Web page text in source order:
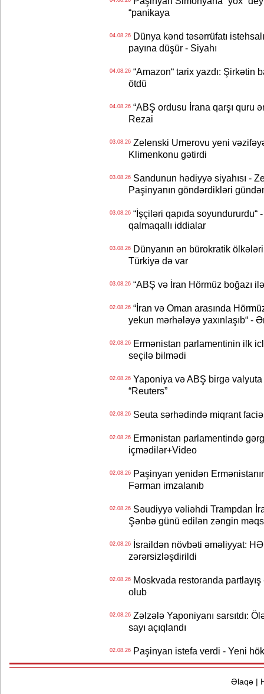
“panikaya
04.08.26Dünya kənd təsərrüfatı
payına düşür - Siyahı
04.08.26“Amazon“ tarix yazdı: Şirkətin
ötdü
04.08.26“ABŞ ordusu İrana qarşı quru
Rezai
03.08.26Zelenski Umerovu yeni
Klimenkonu gətirdi
03.08.26Sandunun hədiyyə siyahısı -
Paşinyanın göndərdikləri
03.08.26“İşçiləri qapıda soyundururdu“
qalmaqallı iddialar
03.08.26Dünyanın ən bürokratik ölkələri
Türkiyə də var
03.08.26“ABŞ və İran Hörmüz boğazı ilə
02.08.26“İran və Oman arasında
yekun mərhələyə yaxınlaşıb“ -
02.08.26Ermənistan parlamentinin ilk
seçilə bilmədi
02.08.26Yaponiya və ABŞ birgə valyuta
“Reuters”
02.08.26Seuta sərhədində miqrant
02.08.26Ermənistan parlamentində
içmədilər+Video
02.08.26Paşinyan yenidən
Fərman imzalanıb
02.08.26Səudiyyə vəliəhdi Trampdan
Şənbə günü edilən zəngin
02.08.26İsraildən növbəti əməliyyat:
zərərsizləşdirildi
02.08.26Moskvada restoranda
olub
02.08.26Zəlzələ Yaponiyanı sarsıtdı:
sayı açıqlandı
02.08.26Paşinyan istefa verdi - Yeni
Əlaqə|